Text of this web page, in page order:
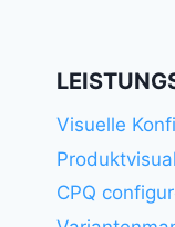
Visuelle
CPQ